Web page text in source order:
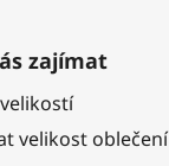
zajímat
velikost oblečení